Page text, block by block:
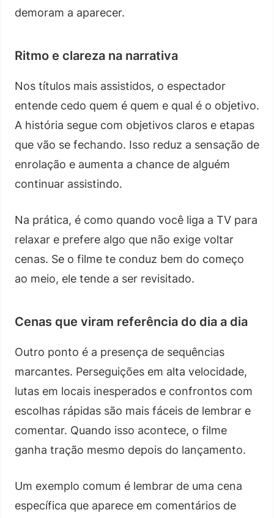
demoram a aparecer.
Ritmo e clareza na narrativa
Nos títulos mais assistidos, o espectador
entende cedo quem é quem e qual é o objetivo.
A história segue com objetivos claros e etapas
que vão se fechando. Isso reduz a sensação de
enrolação e aumenta a chance de alguém
continuar assistindo.
Na prática, é como quando você liga a TV para
relaxar e prefere algo que não exige voltar
cenas. Se o filme te conduz bem do começo
ao meio, ele tende a ser revisitado.
Cenas que viram referência do dia a dia
Outro ponto é a presença de sequências
marcantes. Perseguições em alta velocidade,
lutas em locais inesperados e confrontos com
escolhas rápidas são mais fáceis de lembrar e
comentar. Quando isso acontece, o filme
ganha tração mesmo depois do lançamento.
Um exemplo comum é lembrar de uma cena
específica que aparece em comentários de